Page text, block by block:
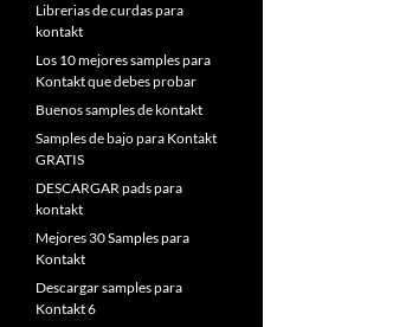
Librerias de curdas para
kontakt
Los 10 mejores samples para
Kontakt que debes probar
Buenos samples de kontakt
Samples de bajo para Kontakt
GRATIS
DESCARGAR pads para
kontakt
Mejores 30 Samples para
Kontakt
Descargar samples para
Kontakt 6